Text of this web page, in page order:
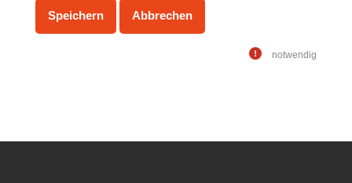
notwendig